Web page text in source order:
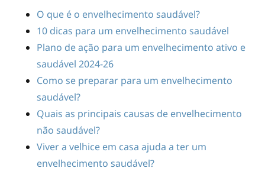
O que é o envelhecimento saudável?
10 dicas para um envelhecimento saudável
Plano de ação para um envelhecimento ativo e
saudável 2024-26
Como se preparar para um envelhecimento
saudável?
Quais as principais causas de envelhecimento
não saudável?
Viver a velhice em casa ajuda a ter um
envelhecimento saudável?